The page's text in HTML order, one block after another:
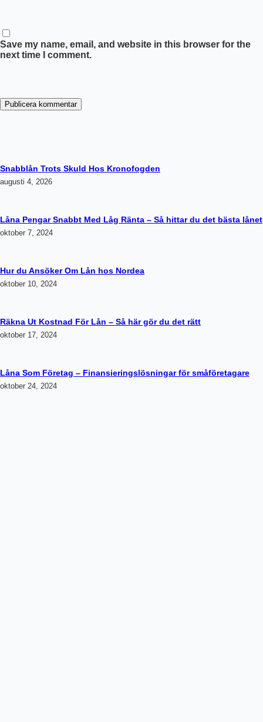
Save my name, email, and website in this browser for the
next time I comment.
Publicera kommentar
Snabblån Trots Skuld Hos Kronofogden
augusti 4, 2026
Låna Pengar Snabbt Med Låg Ränta – Så hittar du det bästa lånet
oktober 7, 2024
Hur du Ansöker Om Lån hos Nordea
oktober 10, 2024
Räkna Ut Kostnad För Lån – Så här gör du det rätt
oktober 17, 2024
Låna Som Företag – Finansieringslösningar för småföretagare
oktober 24, 2024